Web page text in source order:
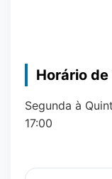
Horário
Segunda à
17:00